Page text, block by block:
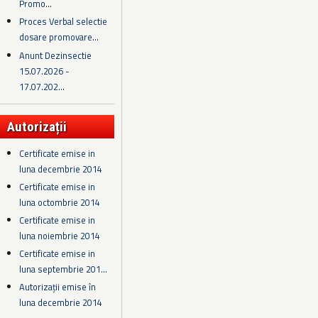
Promo...
Proces Verbal selectie
dosare promovare...
Anunt Dezinsectie
15.07.2026 -
17.07.202...
Autorizații
Certificate emise in
luna decembrie 2014
Certificate emise in
luna octombrie 2014
Certificate emise in
luna noiembrie 2014
Certificate emise in
luna septembrie 201...
Autorizații emise în
luna decembrie 2014